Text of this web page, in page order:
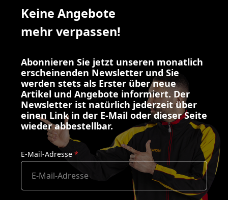
Keine Angebote
mehr verpassen!
Abonnieren Sie jetzt unseren monatlich
erscheinenden Newsletter und Sie
werden stets als Erster über neue
Artikel und Angebote informiert. Der
Newsletter ist natürlich jederzeit über
einen Link in der E-Mail oder dieser Seite
wieder abbestellbar.
E-Mail-Adresse *